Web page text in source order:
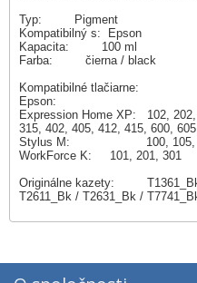
Typ: Pigment
Kompatibilný s: Epson
Kapacita: 100 ml
Farba: čierna / black
Kompatibilné tlačiarne:
Epson:
Expression Home XP: 102,
315, 402, 405, 412, 415, 600,
Stylus M: 100, 105,
WorkForce K: 101, 201, 301
Originálne kazety: T1361_Bk
T2611_Bk / T2631_Bk /